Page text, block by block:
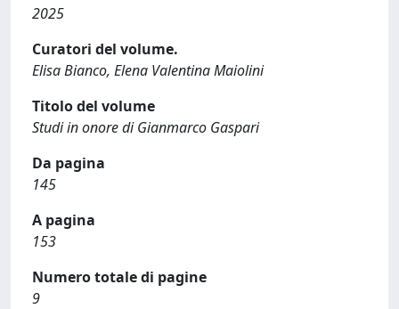
2025
Curatori del volume.
Elisa Bianco, Elena Valentina Maiolini
Titolo del volume
Studi in onore di Gianmarco Gaspari
Da pagina
145
A pagina
153
Numero totale di pagine
9